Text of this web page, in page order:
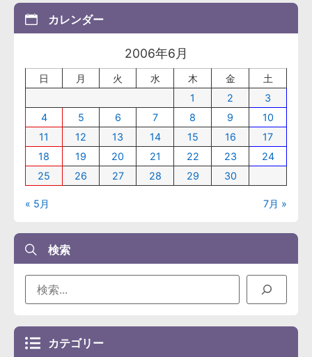
カレンダー
2006年6月
日 月 火 水 木 金
土
1
2
3
4
5 6 7 8 9
10
11
12 13 14 15 16
17
18
19 20 21 22 23
24
25
26 27 28 29 30
« 5月 7月 »
検索
カテゴリー